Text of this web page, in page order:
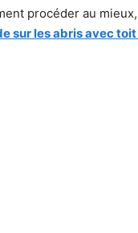
procéder au mieux,
sur les abris avec